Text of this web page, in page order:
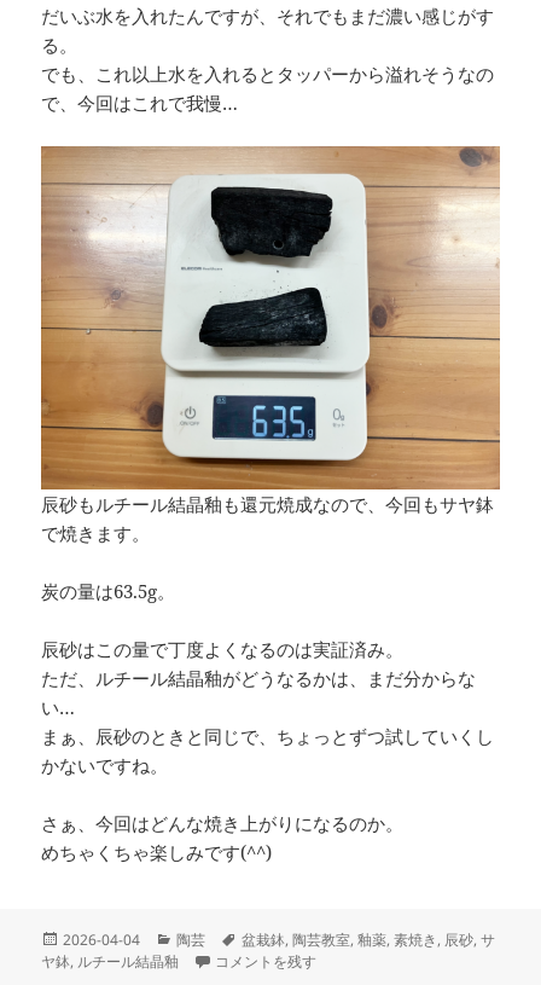
だいぶ水を入れたんですが、それでもまだ濃い感じがす
る。
でも、これ以上水を入れるとタッパーから溢れそうなの
で、今回はこれで我慢…
辰砂もルチール結晶釉も還元焼成なので、今回もサヤ鉢
で焼きます。
炭の量は63.5g。
辰砂はこの量で丁度よくなるのは実証済み。
ただ、ルチール結晶釉がどうなるかは、まだ分からな
い…
まぁ、辰砂のときと同じで、ちょっとずつ試していくし
かないですね。
さぁ、今回はどんな焼き上がりになるのか。
めちゃくちゃ楽しみです(^^)
投
稿
2026-04-04
カ
テ
陶芸
タ
グ
盆栽鉢,陶芸教室,釉薬,素焼き, 辰砂,サ
ヤ鉢, ルチール結晶釉 本焼きの準備 に
コメントを残す